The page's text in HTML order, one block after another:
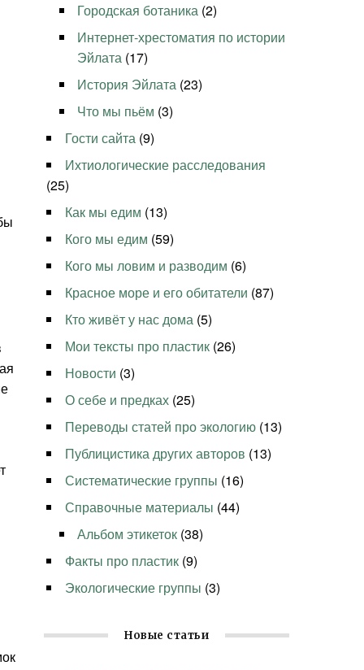
Городская ботаника (2)
Интернет-хрестоматия по истории
Эйлата (17)
История Эйлата (23)
Что мы пьём (3)
Гости сайта (9)
Ихтиологические расследования
(25)
Как мы едим (13)
Кого мы едим (59)
Кого мы ловим и разводим (6)
Красное море и его обитатели (87)
Кто живёт у нас дома (5)
Мои тексты про пластик (26)
Новости (3)
О себе и предках (25)
Переводы статей про экологию (13)
Публицистика других авторов (13)
Систематические группы (16)
Справочные материалы (44)
Альбом этикеток (38)
Факты про пластик (9)
Экологические группы (3)
Новые статьи